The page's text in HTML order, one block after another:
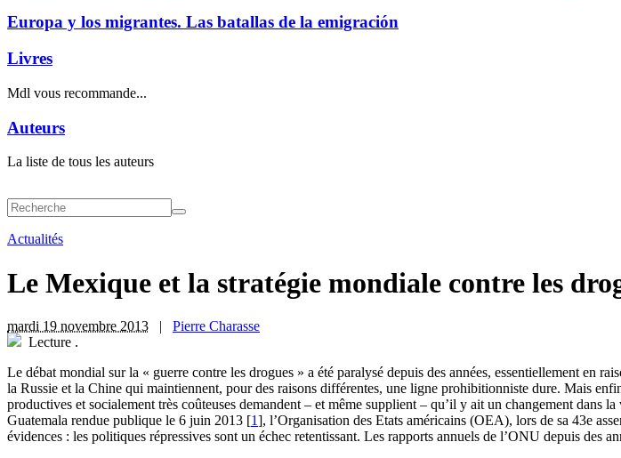
Europa y los migrantes. Las batallas de la emigración
Livres
Mdl vous recommande...
Auteurs
La liste de tous les auteurs
Actualités
Le Mexique et la stratégie mondiale contre les
mardi 19 novembre 2013 | Pierre Charasse
Lecture .
Le débat mondial sur la « guerre contre les drogues » a été paralysé depuis des années, essentiellement en
la Russie et la Chine qui maintiennent, pour des raisons différentes, une ligne prohibitionniste dure. Mais
productives et socialement très coûteuses demandent – et même supplient – qu’il y ait un changement dans
Guatemala rendue publique le 6 juin 2013 [1], l’Organisation des Etats américains (OEA), lors de sa 43e
évidences : les politiques répressives sont un échec retentissant. Les rapports annuels de l’ONU depuis des